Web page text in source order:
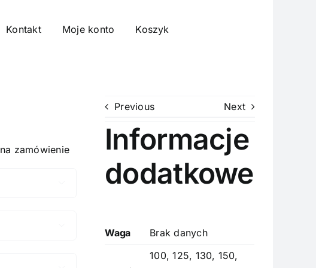
Kontakt Moje konto Koszyk
zamówienie
Previous Next
Informacje
dodatkowe
Waga Brak danych
100, 125, 130, 150,